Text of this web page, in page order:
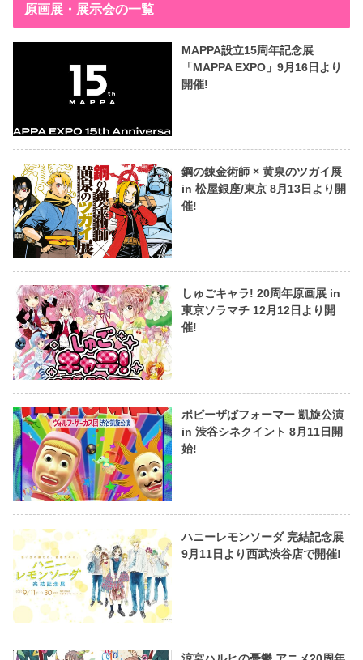
原画展・展示会の一覧
MAPPA設立15周年記念展
「MAPPA EXPO」9月16日より
開催!
鋼の錬金術師 × 黄泉のツガイ展
in 松屋銀座/東京 8月13日より開
催!
しゅごキャラ! 20周年原画展 in
東京ソラマチ 12月12日より開
催!
ポピーザぱフォーマー 凱旋公演
in 渋谷シネクイント 8月11日開
始!
ハニーレモンソーダ 完結記念展
9月11日より西武渋谷店で開催!